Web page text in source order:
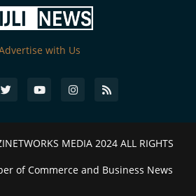
with Us
MEDIA 2024ALL RIGHTS
of Commerce and Business News